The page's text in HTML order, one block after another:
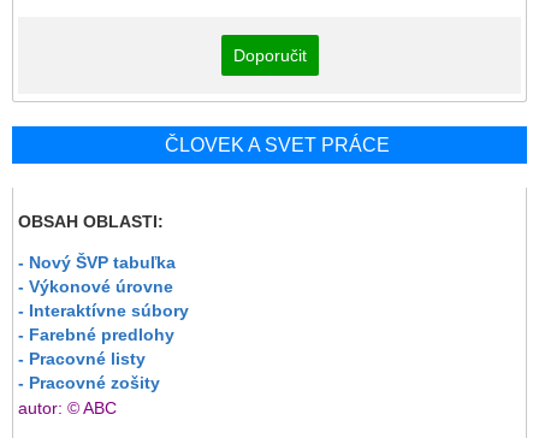
Doporučit
ČLOVEK A SVET PRÁCE
OBSAH OBLASTI:
- Nový ŠVP tabuľka
- Výkonové úrovne
- Interaktívne súbory
- Farebné predlohy
- Pracovné listy
- Pracovné zošity
autor: © ABC